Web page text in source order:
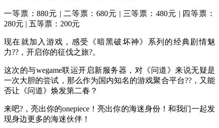
一等票：880元 | 二等票：680元 | 三等票：480元 | 四等票：
280元 | 五等票：200元
现在就加入游戏，感受《暗黑破坏神》系列的经典剧情魅
力??，开启你的征伐之旅?。
这次的与wegame联运开启新服务器，对《问道》来说无疑是
一次大胆的尝试，那么作为国内知名的游戏聚合平台??，又能
否让《问道》焕发第二春？
来吧?，亮出你的onepiece！亮出你的海迷身份！和我们一起发
现身边更多的海迷伙伴！